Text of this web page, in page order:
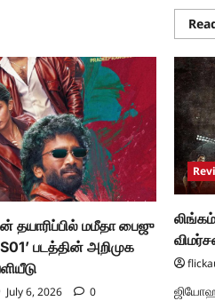
தயாரிப்பில் மமீதா பைஜு
படத்தின் அறிமுக
July 6, 2026 0